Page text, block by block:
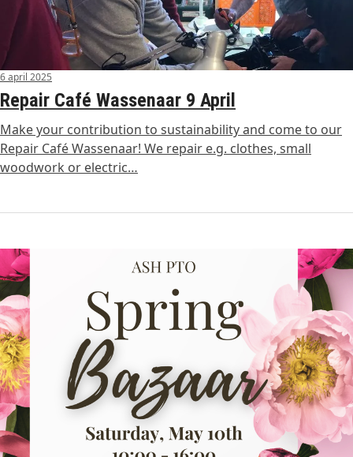
6 april 2025
Repair Café Wassenaar 9 April
Make your contribution to sustainability and come to our
Repair Café Wassenaar! We repair e.g. clothes, small
woodwork or electric…